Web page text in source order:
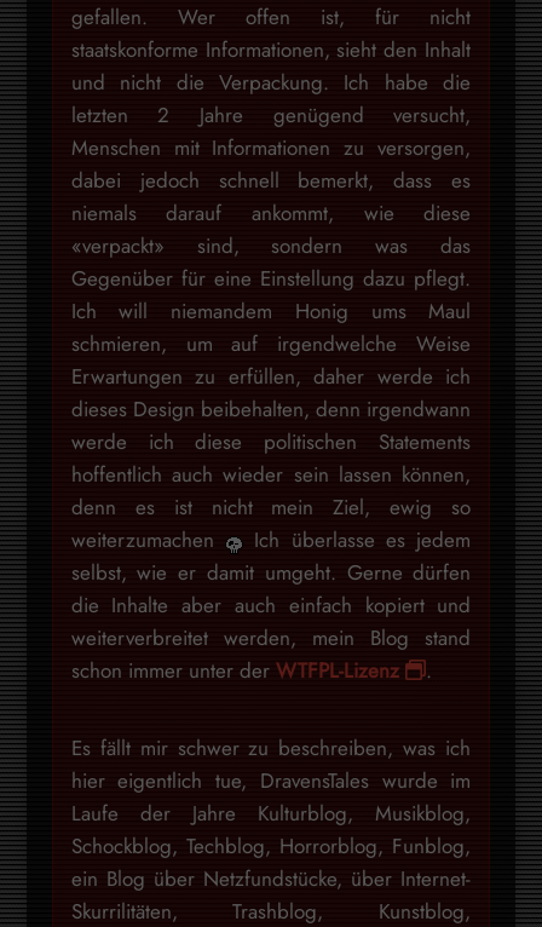
gefallen. Wer offen ist, für nicht
staatskonforme Informationen, sieht den Inhalt
und nicht die Verpackung. Ich habe die
letzten 2 Jahre genügend versucht,
Menschen mit Informationen zu versorgen,
dabei jedoch schnell bemerkt, dass es
niemals darauf ankommt, wie diese
«verpackt» sind, sondern was das
Gegenüber für eine Einstellung dazu pflegt.
Ich will niemandem Honig ums Maul
schmieren, um auf irgendwelche Weise
Erwartungen zu erfüllen, daher werde ich
dieses Design beibehalten, denn irgendwann
werde ich diese politischen Statements
hoffentlich auch wieder sein lassen können,
denn es ist nicht mein Ziel, ewig so
weiterzumachen
Ich überlasse es jedem
selbst, wie er damit umgeht. Gerne dürfen
die Inhalte aber auch einfach kopiert und
weiterverbreitet werden, mein Blog stand
schon immer unter der WTFPL-Lizenz .
Es fällt mir schwer zu beschreiben, was ich
hier eigentlich tue, DravensTales wurde im
Laufe der Jahre Kulturblog, Musikblog,
Schockblog, Techblog, Horrorblog, Funblog,
ein Blog über Netzfundstücke, über Internet-
Skurrilitäten, Trashblog, Kunstblog,